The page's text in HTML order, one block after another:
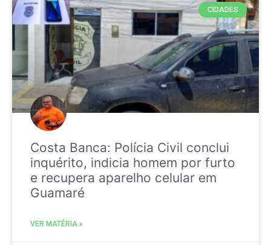
CIDADES
Costa Banca: Polícia Civil conclui
inquérito, indicia homem por furto
e recupera aparelho celular em
Guamaré
VER MATÉRIA »